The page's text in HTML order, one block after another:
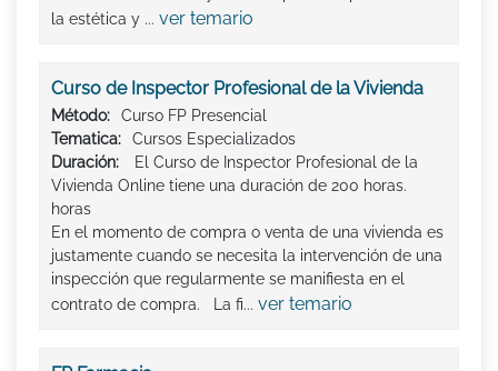
la estética y ... ver temario
Curso de Inspector Profesional de la Vivienda
Método:
Curso FP Presencial
Tematica:
Cursos Especializados
Duración:
El Curso de Inspector Profesional de la
Vivienda Online tiene una duración de 200 horas.
horas
En el momento de compra o venta de una vivienda es
justamente cuando se necesita la intervención de una
inspección que regularmente se manifiesta en el
contrato de compra. La fi... ver temario